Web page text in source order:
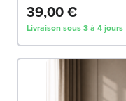
39,00 €
Livraison sous 3 à 4 jours